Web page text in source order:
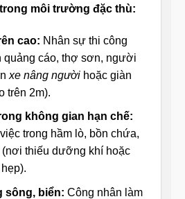
môi trường đặc thù:
cao: Nhân sự thi công
quảng cáo, thợ sơn, người
xe nâng ngườihoặc giàn
trên 2m).
không gian hạn chế:
trong hầm lò, bồn chứa,
thiếu dưỡng khí hoặc
sông, biển: Công nhân làm